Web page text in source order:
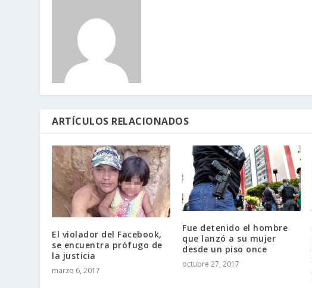
ARTÍCULOS RELACIONADOS
El violador del Facebook,
se encuentra prófugo de
la justicia
marzo 6, 2017
Fue detenido el hombre
que lanzó a su mujer
desde un piso once
octubre 27, 2017